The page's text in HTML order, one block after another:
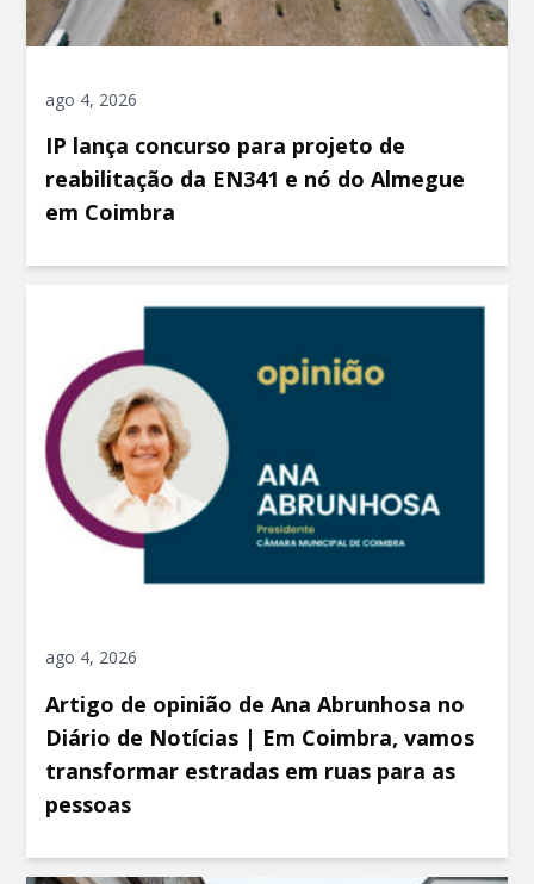
ago 4, 2026
IP lança concurso para projeto de
reabilitação da EN341 e nó do Almegue
em Coimbra
ago 4, 2026
Artigo de opinião de Ana Abrunhosa no
Diário de Notícias | Em Coimbra, vamos
transformar estradas em ruas para as
pessoas